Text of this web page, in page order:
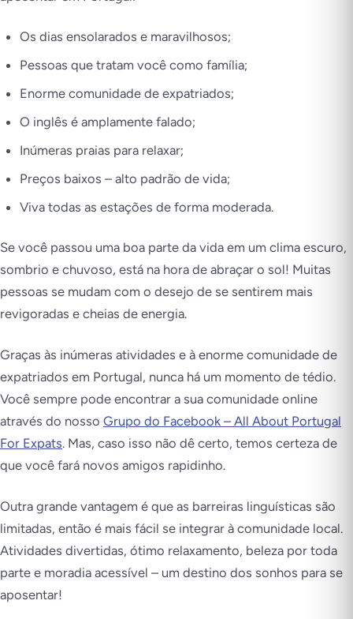
Os dias ensolarados e maravilhosos;
Pessoas que tratam você como família;
Enorme comunidade de expatriados;
O inglês é amplamente falado;
Inúmeras praias para relaxar;
Preços baixos – alto padrão de vida;
Viva todas as estações de forma moderada.
Se você passou uma boa parte da vida em um clima escuro,
sombrio e chuvoso, está na hora de abraçar o sol! Muitas
pessoas se mudam com o desejo de se sentirem mais
revigoradas e cheias de energia.
Graças às inúmeras atividades e à enorme comunidade de
expatriados em Portugal, nunca há um momento de tédio.
Você sempre pode encontrar a sua comunidade online
através do nosso Grupo do Facebook – All About Portugal
For Expats. Mas, caso isso não dê certo, temos certeza de
que você fará novos amigos rapidinho.
Outra grande vantagem é que as barreiras linguísticas são
limitadas, então é mais fácil se integrar à comunidade local.
Atividades divertidas, ótimo relaxamento, beleza por toda
parte e moradia acessível – um destino dos sonhos para se
aposentar!